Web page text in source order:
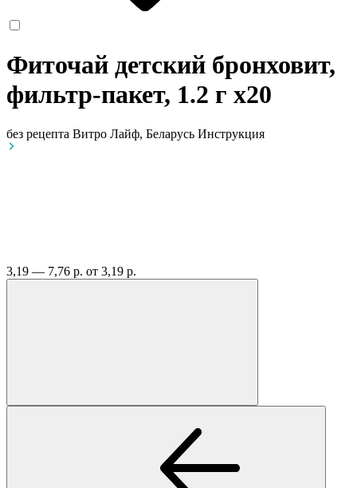
Фиточай детский бронховит,
фильтр-пакет, 1.2 г x20
без рецепта Витро Лайф, Беларусь Инструкция
3,19 — 7,76 р. от 3,19 р.